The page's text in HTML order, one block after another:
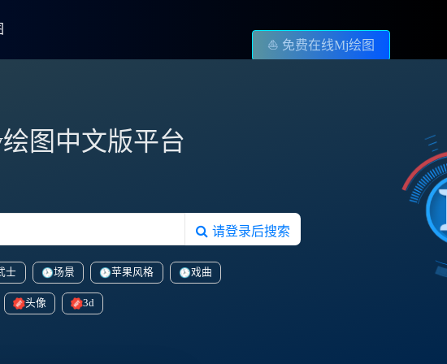
⛵️ 免费在线Mj绘图
图中文版平台
请登录后搜索
士 场景 苹果风格 戏曲
头像 3d